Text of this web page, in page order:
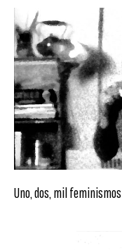
Uno, dos, mil feminismos